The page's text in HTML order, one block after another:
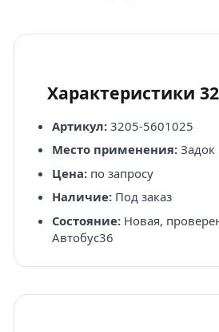
Характеристики
Артикул:3205-5601025
Место применения:Задок
Цена:по запросу
Наличие:Под заказ
Состояние:Новая,
Автобус36